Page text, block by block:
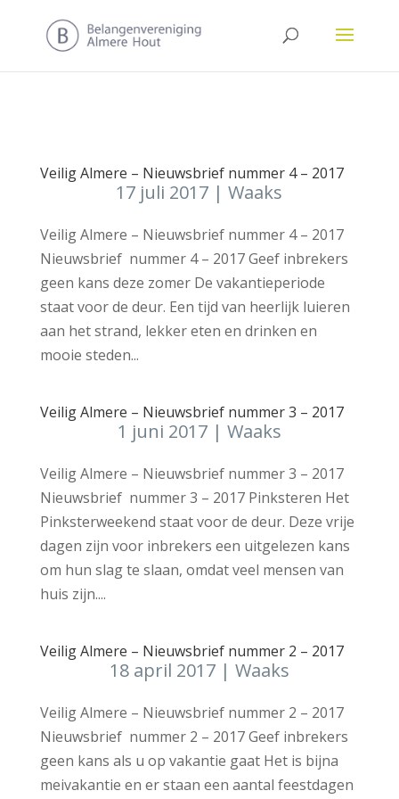
Veilig Almere – Nieuwsbrief nummer 4 – 2017
17 juli 2017 |Waaks
Veilig Almere – Nieuwsbrief nummer 4 – 2017
Nieuwsbrief nummer 4 – 2017 Geef inbrekers
geen kans deze zomer De vakantieperiode
staat voor de deur. Een tijd van heerlijk luieren
aan het strand, lekker eten en drinken en
mooie steden...
Veilig Almere – Nieuwsbrief nummer 3 – 2017
1 juni 2017| Waaks
Veilig Almere – Nieuwsbrief nummer 3 – 2017
Nieuwsbrief nummer 3 – 2017 Pinksteren Het
Pinksterweekend staat voor de deur. Deze vrije
dagen zijn voor inbrekers een uitgelezen kans
om hun slag te slaan, omdat veel mensen van
huis zijn....
Veilig Almere – Nieuwsbrief nummer 2 – 2017
18 april 2017| Waaks
Veilig Almere – Nieuwsbrief nummer 2 – 2017
Nieuwsbrief nummer 2 – 2017 Geef inbrekers
geen kans als u op vakantie gaat Het is bijna
meivakantie en er staan een aantal feestdagen